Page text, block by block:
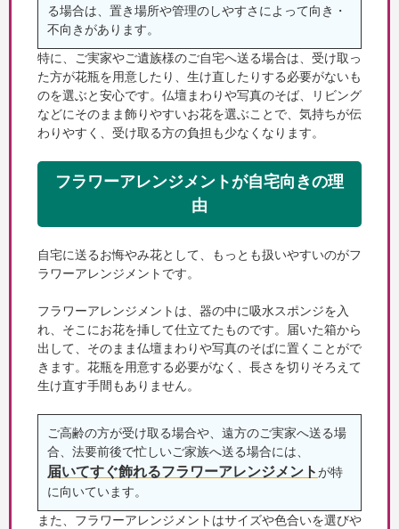
る場合は、置き場所や管理のしやすさによって向き・
不向きがあります。
特に、ご実家やご遺族様のご自宅へ送る場合は、受け取っ
た方が花瓶を用意したり、生け直したりする必要がないも
のを選ぶと安心です。仏壇まわりや写真のそば、リビング
などにそのまま飾りやすいお花を選ぶことで、気持ちが伝
わりやすく、受け取る方の負担も少なくなります。
フラワーアレンジメントが自宅向きの理
由
自宅に送るお悔やみ花として、もっとも扱いやすいのがフ
ラワーアレンジメントです。
フラワーアレンジメントは、器の中に吸水スポンジを入
れ、そこにお花を挿して仕立てたものです。届いた箱から
出して、そのまま仏壇まわりや写真のそばに置くことがで
きます。花瓶を用意する必要がなく、長さを切りそろえて
生け直す手間もありません。
ご高齢の方が受け取る場合や、遠方のご実家へ送る場
合、法要前後で忙しいご家族へ送る場合には、
届いてすぐ飾れるフラワーアレンジメントが特
に向いています。
また、フラワーアレンジメントはサイズや色合いを選びや